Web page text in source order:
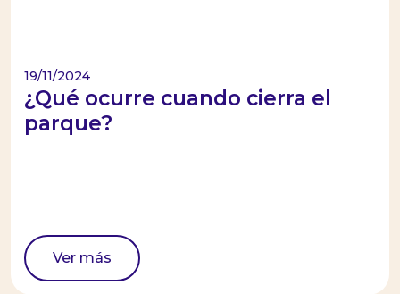
19/11/2024
¿Qué ocurre cuando cierra el
parque?
Ver más